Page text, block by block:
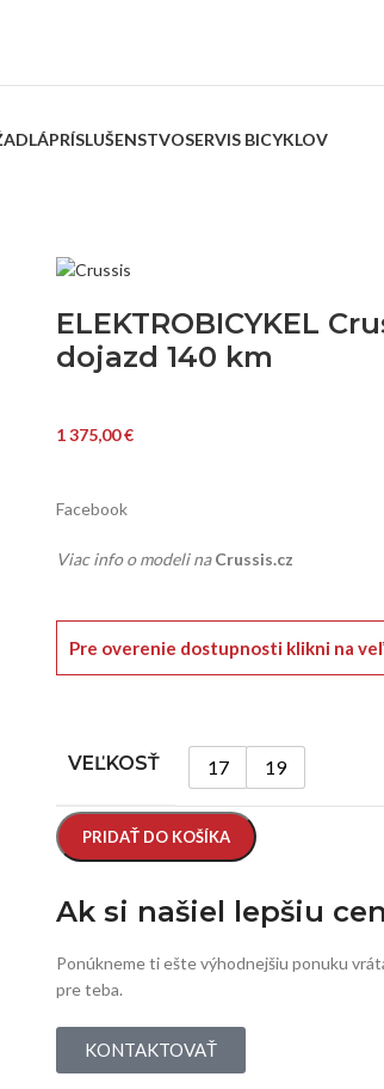
PRÍSLUŠENSTVOSERVIS BICYKLOV
ELEKTROBICYKEL
dojazd 140 km
1 375,00€
Facebook
Viac info o modeli na Crussis.cz
Pre overenie dostupnosti klikni na
VEĽKOSŤ 17 19
PRIDAŤ DO KOŠÍKA
Ak si našiel lepšiu
Ponúkneme ti ešte výhodnejšiu ponuku
pre teba.
KONTAKTOVAŤ